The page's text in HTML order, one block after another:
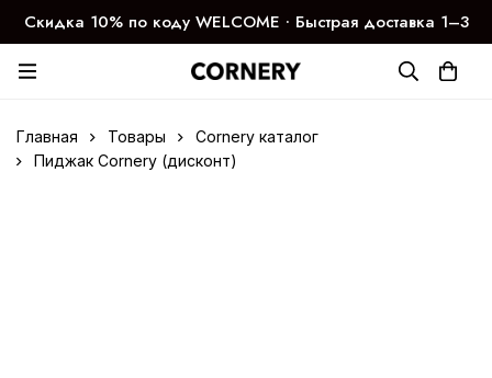
Скидка 10% по коду WELCOME ∙ Быстрая доставка 1–3
дня
Главная Товары
Cornery каталог
Пиджак Cornery (дисконт)